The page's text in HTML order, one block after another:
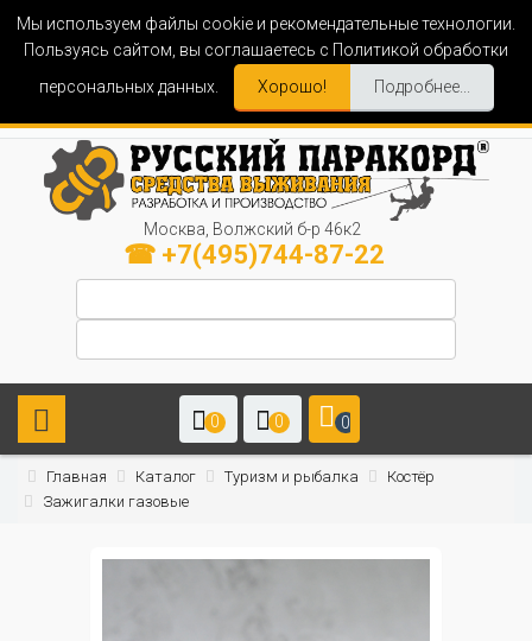
Мы используем файлы cookie и рекомендательные технологии.
Пользуясь сайтом, вы соглашаетесь с Политикой обработки
персональных данных.
Хорошо! Подробнее...
Москва, Волжский б-р 46к2
☎ +7(495)744-87-22
0 0 0
Главная Каталог Туризм и рыбалка
Костёр
Зажигалки газовые